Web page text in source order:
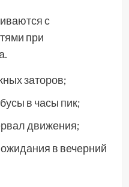
с
при
заторов;
в часы пик;
движения;
в вечерний